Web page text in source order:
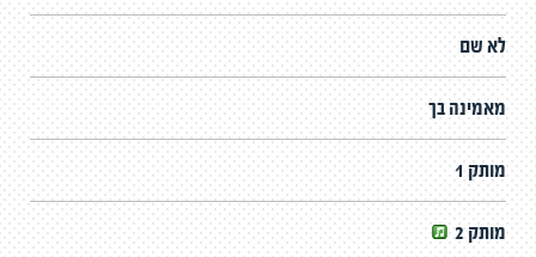
לא שם
מאמינה בך
מותק 1
מותק 2